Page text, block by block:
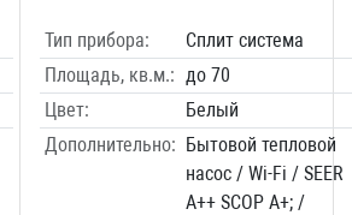
Тип прибора:
Сплит система
Площадь, кв.м.: до 70
Цвет:
Белый
Дополнительно: Бытовой тепловой
насос / Wi-Fi / SEER
A++ SCOP A+; /